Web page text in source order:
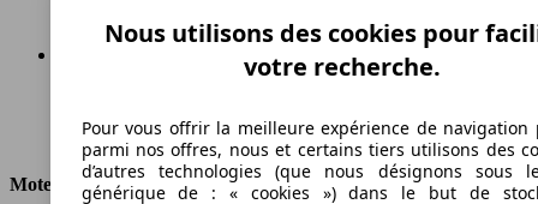
Carburant
Moteur et Puissance
Nous utilisons des cookies pour
votre recherche.
Pour vous offrir la meilleure expérience de navigation
parmi nos offres, nous et certains tiers utilisons des
d’autres technologies (que nous désignons sous
générique de : « cookies ») dans le but de